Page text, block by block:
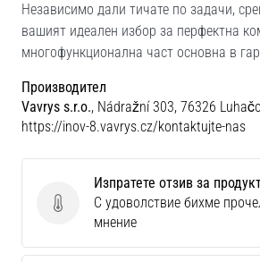
Независимо дали тичате по задачи,
вашият идеален избор за перфектна
многофункционална част основна в
Производител
Vavrys s.r.o., Nádražní 303, 76326
https://inov-8.vavrys.cz/kontaktujte-nas
Изпратете отзив за продукта
Изпратете отзив за
С удоволствие бихме
мнение